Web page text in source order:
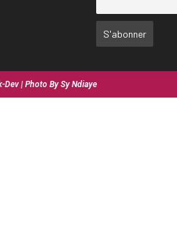
| Photo By Sy Ndiaye